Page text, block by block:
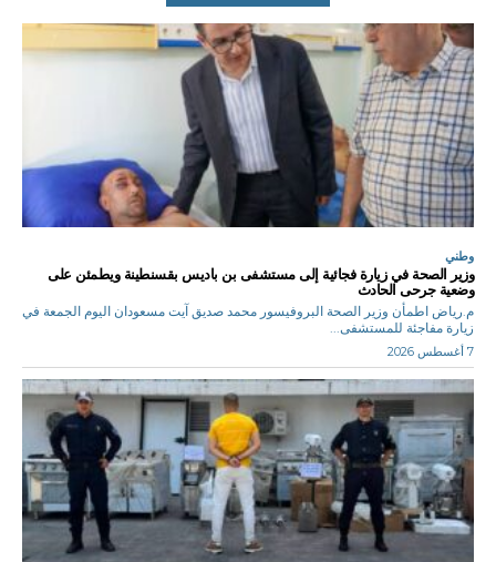
وطني
وزير الصحة في زيارة فجائية إلى مستشفى بن باديس بقسنطينة ويطمئن على
وضعية جرحى الحادث
م.رياض اطمأن وزير الصحة البروفيسور محمد صديق آيت مسعودان اليوم الجمعة في
زيارة مفاجئة للمستشفى...
7 أغسطس 2026